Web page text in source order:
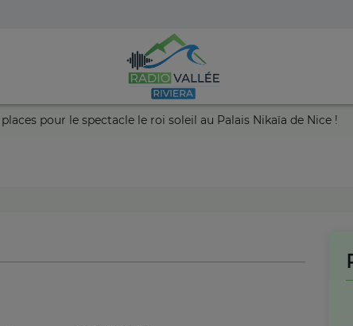
2 places pour le spectacle le roi soleil au Palais Nikaïa de